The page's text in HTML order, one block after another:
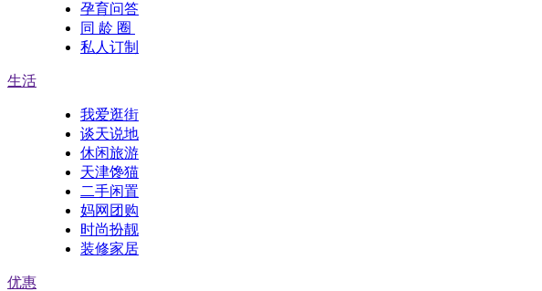
孕育问答
同 龄 圈
私人订制
生活
我爱逛街
谈天说地
休闲旅游
天津馋猫
二手闲置
妈网团购
时尚扮靓
装修家居
优惠